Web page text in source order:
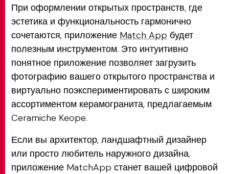
При оформлении открытых пространств, где
эстетика и функциональность гармонично
сочетаются, приложение Match App будет
полезным инструментом. Это интуитивно
понятное приложение позволяет загрузить
фотографию вашего открытого пространства и
виртуально поэкспериментировать с широким
ассортиментом керамогранита, предлагаемым
Ceramiche Keope.
Если вы архитектор, ландшафтный дизайнер
или просто любитель наружного дизайна,
приложение MatchApp станет вашей цифровой